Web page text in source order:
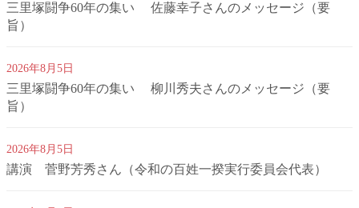
三里塚闘争60年の集い 佐藤幸子さんのメッセージ（要
旨）
2026年8月5日
三里塚闘争60年の集い 柳川秀夫さんのメッセージ（要
旨）
2026年8月5日
講演 菅野芳秀さん（令和の百姓一揆実行委員会代表）